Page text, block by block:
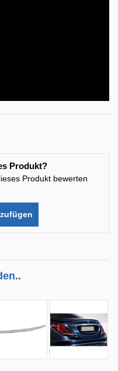
Produkt?
Produkt bewerten